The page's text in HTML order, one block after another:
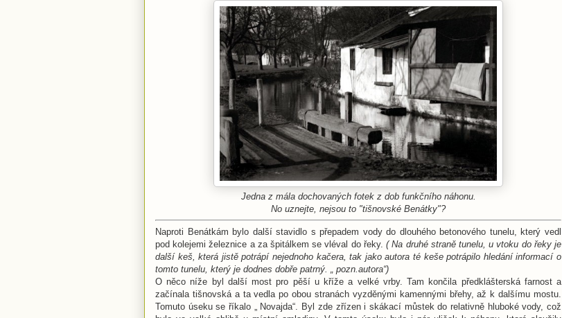
Jedna z mála dochovaných fotek z dob funkčního náhonu.
No uznejte, nejsou to "tišnovské Benátky"?
Naproti Benátkám bylo další stavidlo s přepadem vody do dlouhého betonového tunelu, který vedl
pod kolejemi železnice a za špitálkem se vléval do řeky.( Na druhé straně tunelu, u vtoku do řeky je
další keš, která jistě potrápí nejednoho kačera, tak jako autora té keše potrápilo hledání informací o
tomto tunelu, který je dodnes dobře patrný. „ pozn.autora“)
O něco níže byl další most pro pěší u kříže a velké vrby. Tam končila předklášterská farnost a
začínala tišnovská a ta vedla po obou stranách vyzděnými kamennými břehy, až k dalšímu mostu.
Tomuto úseku se říkalo „ Novajda“. Byl zde zřízen i skákací můstek do relativně hluboké vody, což